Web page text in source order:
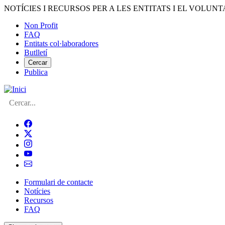
Vés
contingut
NOTÍCIES I RECURSOS PER A LES ENTITATS I EL
Menú
del
compte
d'usuari
Non Profit
FAQ
Entitats col·laboradores
Butlletí
Cercar
Publica
Cerca
Navegació
principal
de
Formulari de contacte
Notícies
Recursos
FAQ